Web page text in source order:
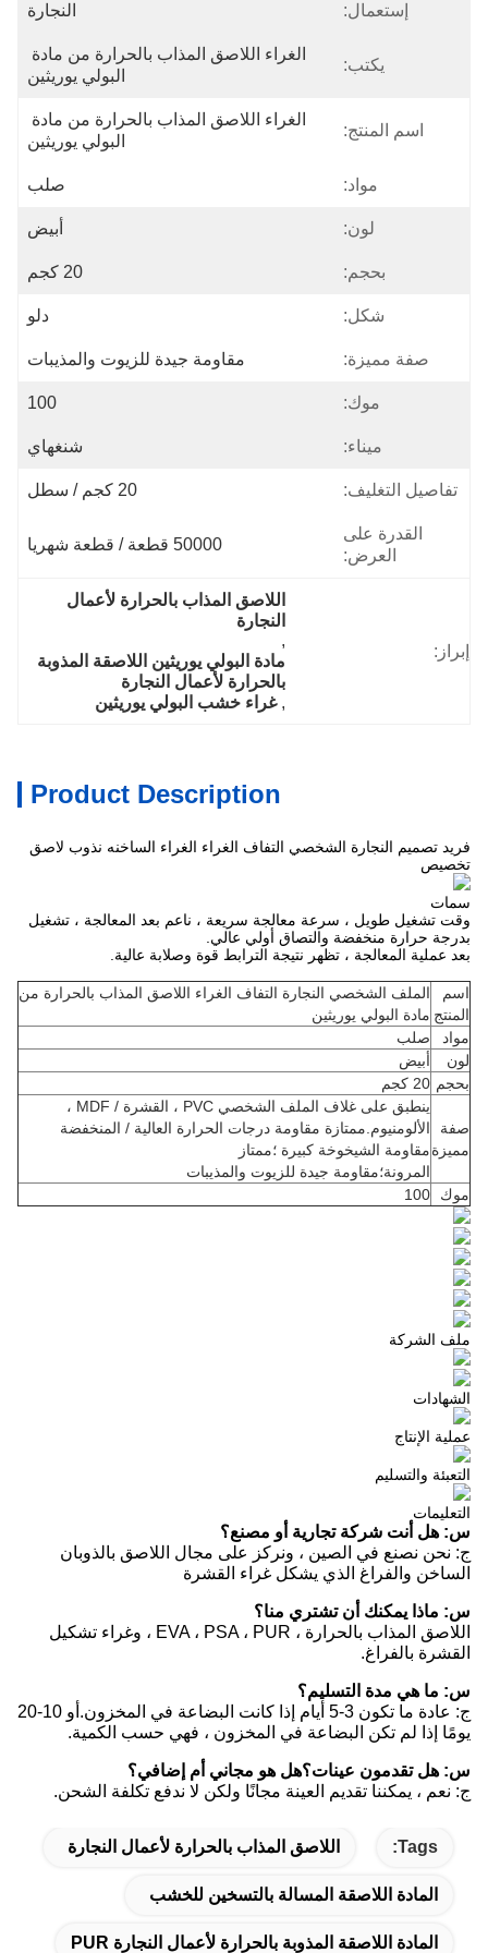
إستعمال: النجارة
يكتب:
الغراء اللاصق المذاب بالحرارة من مادة
البولي يوريثين
اسم المنتج:
الغراء اللاصق المذاب بالحرارة من مادة
البولي يوريثين
مواد: صلب
لون: أبيض
بحجم: 20 كجم
شكل: دلو
صفة مميزة: مقاومة جيدة للزيوت والمذيبات
موك: 100
ميناء: شنغهاي
تفاصيل التغليف: 20 كجم / سطل
القدرة على
العرض:
50000 قطعة / قطعة شهريا
إبراز:
اللاصق المذاب بالحرارة لأعمال
النجارة
,
مادة البولي يوريثين اللاصقة المذوبة
بالحرارة لأعمال النجارة
, غراء خشب البولي يوريثين
Product Description
فريد تصميم النجارة الشخصي التفاف الغراء الغراء الساخنه نذوب لاصق
تخصيص
سمات
وقت تشغيل طويل ، سرعة معالجة سريعة ، ناعم بعد المعالجة ، تشغيل
بدرجة حرارة منخفضة والتصاق أولي عالي.
بعد عملية المعالجة ، تظهر نتيجة الترابط قوة وصلابة عالية.
اسم
المنتج
الملف الشخصي النجارة التفاف الغراء اللاصق المذاب بالحرارة من
مادة البولي يوريثين
مواد
صلب
لون
أبيض
بحجم
20 كجم
صفة
مميزة
ينطبق على غلاف الملف الشخصي PVC ، القشرة / MDF ،
الألومنيوم.ممتازة مقاومة درجات الحرارة العالية / المنخفضة
مقاومة الشيخوخة كبيرة ؛ممتاز
المرونة؛مقاومة جيدة للزيوت والمذيبات
موك
100
ملف الشركة
الشهادات
عملية الإنتاج
التعبئة والتسليم
التعليمات
س: هل أنت شركة تجارية أو مصنع؟
ج: نحن نصنع في الصين ، ونركز على مجال اللاصق بالذوبان
الساخن والفراغ الذي يشكل غراء القشرة
س: ماذا يمكنك أن تشتري منا؟
اللاصق المذاب بالحرارة ، EVA ، PSA ، PUR ، وغراء تشكيل
القشرة بالفراغ.
س: ما هي مدة التسليم؟
ج: عادة ما تكون 3-5 أيام إذا كانت البضاعة في المخزون.أو 10-20
يومًا إذا لم تكن البضاعة في المخزون ، فهي حسب الكمية.
س: هل تقدمون عينات؟هل هو مجاني أم إضافي؟
ج: نعم ، يمكننا تقديم العينة مجانًا ولكن لا ندفع تكلفة الشحن.
Tags: اللاصق المذاب بالحرارة لأعمال النجارة
المادة اللاصقة المسالة بالتسخين للخشب
المادة اللاصقة المذوبة بالحرارة لأعمال النجارة PUR